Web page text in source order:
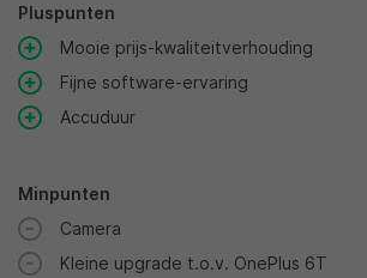
Pluspunten
Mooie prijs-kwaliteitverhouding
Fijne software-ervaring
Accuduur
Minpunten
Camera
Kleine upgrade t.o.v. OnePlus 6T